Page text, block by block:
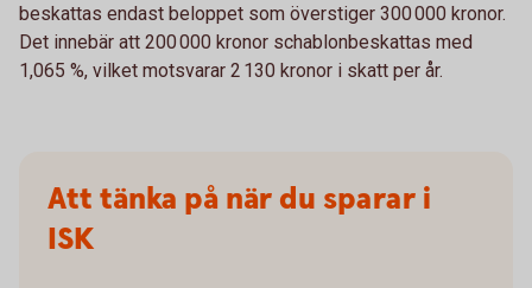
beskattas endast beloppet som överstiger 300 000 kronor.
Det innebär att 200 000 kronor schablonbeskattas med
1,065 %, vilket motsvarar 2 130 kronor i skatt per år.
Att tänka på när du sparar i
ISK